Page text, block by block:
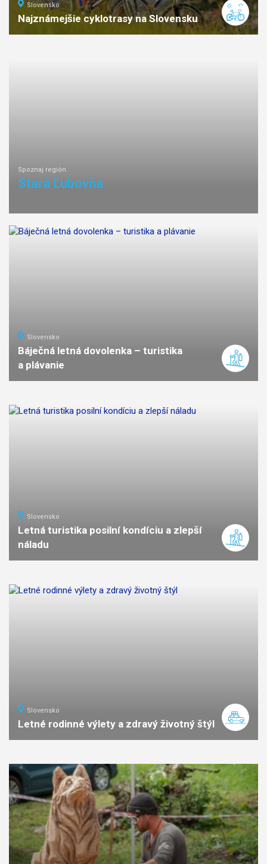
Slovensko
Najznámejšie cyklotrasy na Slovensku
Spoznaj región
Stará Ľubovňa
Slovensko
Báječná letná dovolenka – turistika
a plávanie
Slovensko
Letná turistika posilní kondíciu a zlepší
náladu
Slovensko
Letné rodinné výlety a zdravý životný štýl